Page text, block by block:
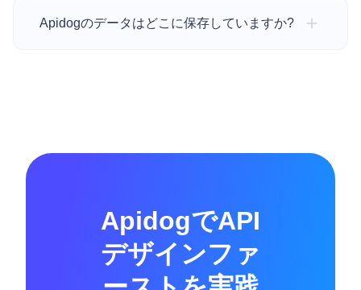
Apidogのデータはどこに保存していますか?
ApidogでAPI
デザインファ